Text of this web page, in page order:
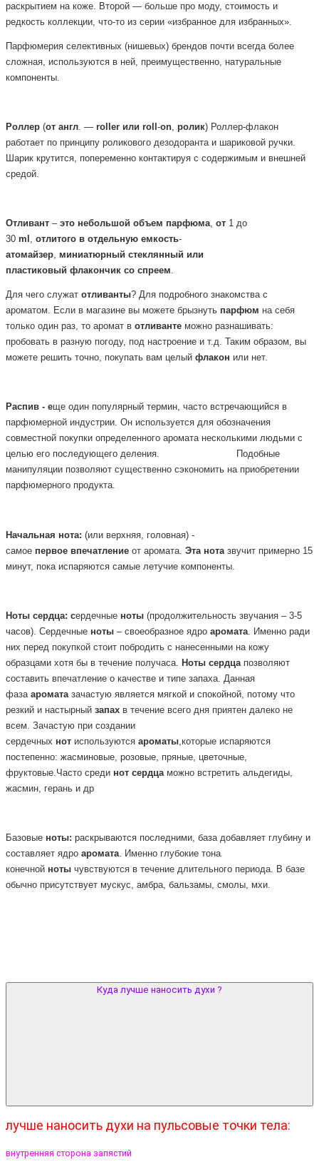
раскрытием на коже. Второй — больше про моду, стоимость и
редкость коллекции, что-то из серии «избранное для избранных».
Парфюмерия селективных (нишевых) брендов почти всегда более
сложная, используются в ней, преимущественно, натуральные
компоненты.
Роллер (от англ. — roller или roll -on, ролик) Роллер-флакон
работает по принципу роликового дезодоранта и шариковой ручки.
Шарик крутится, попеременно контактируя с содержимым и внешней
средой.
Отливант – это небольшой объем парфюма от 1 до
30 ml отлитого в отдельную емкость-
атомайзер
миниатюрный стеклянный или
пластиковый флакончик со спреем
Для чего служат отливанты? Для подробного знакомства с
ароматом. Если в магазине вы можете брызнуть парфюм на себя
только один раз, то аромат в отливанте можно разнашивать:
пробовать в разную погоду, под настроение и т.д. Таким образом, вы
можете решить точно, покупать вам целый флакон или нет.
Распив - еще один популярный термин, часто встречающийся в
парфюмерной индустрии. Он используется для обозначения
совместной покупки определенного аромата несколькими людьми с
целью его последующего деления.
Подобные
манипуляции позволяют существенно сэкономить на приобретении
парфюмерного продукта.
Начальная нота: (или верхняя, головная) -
самое первое впечатление от аромата. Эта нота звучит примерно 15
минут, пока испаряются самые летучие компоненты.
Ноты сердца: сердечные ноты (продолжительность звучания – 3-5
часов). Сердечные ноты – своеобразное ядро аромата. Именно ради
них перед покупкой стоит побродить с нанесенными на кожу
образцами хотя бы в течение получаса. Ноты сердцапозволяют
составить впечатление о качестве и типе запаха. Данная
фаза ароматазачастую является мягкой и спокойной, потому что
резкий и настырный запах в течение всего дня приятен далеко не
всем. Зачастую при создании
сердечных нот используются ароматы,которые испаряются
постепенно: жасминовые, розовые, пряные, цветочные,
фруктовые.Часто среди нот сердцаможно встретить альдегиды,
жасмин, герань и др
Базовые ноты: раскрываются последними, база добавляет глубину и
составляет ядро аромата. Именно глубокие тона
конечной ноты чувствуются в течение длительного периода. В базе
обычно присутствует мускус, амбра, бальзамы, смолы, мхи.
Куда лучше наносить духи ?
лучше наносить духи на пульсовые точки тела:
внутренняя сторона запястий